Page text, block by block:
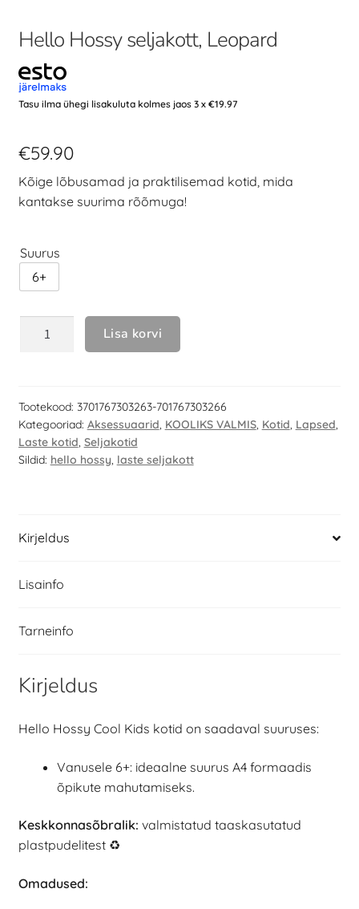
Hello Hossy seljakott, Leopard
Tasu ilma ühegi lisakuluta kolmes jaos 3 x €19.97
€59.90
Kõige lõbusamad ja praktilisemad kotid, mida
kantakse suurima rõõmuga!
Suurus
6+
Lisa korvi
Tootekood: 3701767303263-701767303266
Kategooriad: Aksessuaarid KOOLIKS VALMIS, Kotid Lapsed
Laste kotid Seljakotid
Sildid: hello hossy laste seljakott
Kirjeldus
Lisainfo
Tarneinfo
Kirjeldus
Hello Hossy Cool Kids kotid on saadaval suuruses:
Vanusele 6+: ideaalne suurus A4 formaadis
õpikute mahutamiseks.
Keskkonnasõbralik: valmistatud taaskasutatud
plastpudelitest ♻️
Omadused: